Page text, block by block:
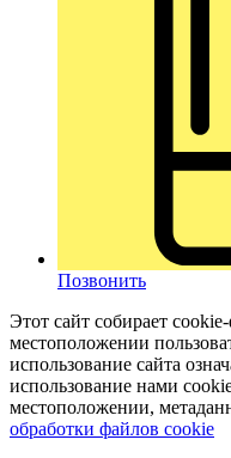
Позвонить
Этот сайт собирает
местоположении
использование сайта
использование нами
местоположении,
обработки файлов cookie